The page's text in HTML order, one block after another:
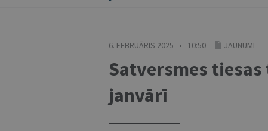
6. FEBRUĀRIS 2025 • 10:50 JAUNUMI
Satversmes
janvārī